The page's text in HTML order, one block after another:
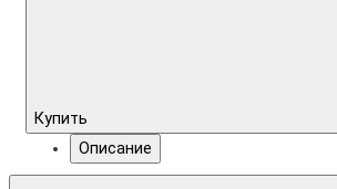
Купить
Описание